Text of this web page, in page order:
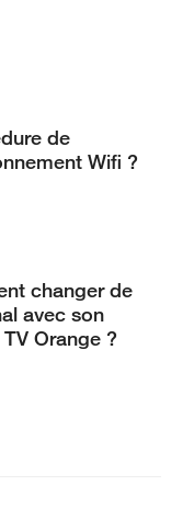
de
Wifi ?
changer de
avec son
Orange ?